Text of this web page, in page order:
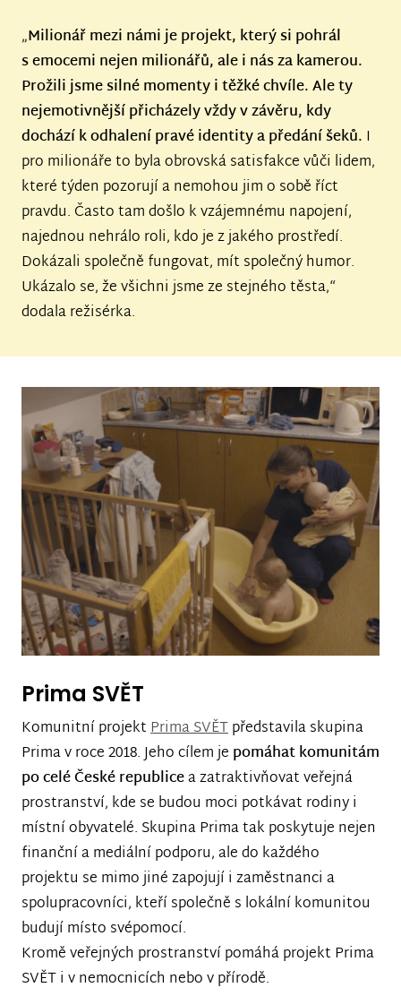
„Milionář mezi námi je projekt, který si pohrál
s emocemi nejen milionářů, ale i nás za kamerou.
Prožili jsme silné momenty i těžké chvíle. Ale ty
nejemotivnější přicházely vždy v závěru, kdy
dochází k odhalení pravé identity a předání šeků. I
pro milionáře to byla obrovská satisfakce vůči lidem,
které týden pozorují a nemohou jim o sobě říct
pravdu. Často tam došlo k vzájemnému napojení,
najednou nehrálo roli, kdo je z jakého prostředí.
Dokázali společně fungovat, mít společný humor.
Ukázalo se, že všichni jsme ze stejného těsta,“
dodala režisérka.
Prima SVĚT
Komunitní projektPrima SVĚTpředstavila skupina
Prima v roce 2018. Jeho cílem je pomáhat komunitám
po celé České republicea zatraktivňovat veřejná
prostranství, kde se budou moci potkávat rodiny i
místní obyvatelé. Skupina Prima tak poskytuje nejen
finanční a mediální podporu, ale do každého
projektu se mimo jiné zapojují i zaměstnanci a
spolupracovníci, kteří společně s lokální komunitou
budují místo svépomocí.
Kromě veřejných prostranství pomáhá projekt Prima
SVĚT i v nemocnicích nebo v přírodě.